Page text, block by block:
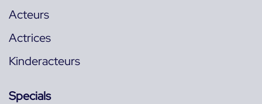
Acteurs
Actrices
Kinderacteurs
Specials